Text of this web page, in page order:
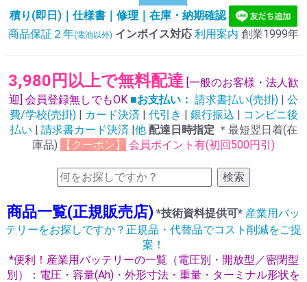
積り(即日)｜仕様書｜修理｜在庫・納期確認
商品保証２年(電池以外) インボイス対応 利用案内 創業1999年
3,980円以上で無料配達 [一般のお客様・法人歓
迎] 会員登録無しでもOK ■お支払い： 請求書払い(売掛) | 公
費/学校(売掛) | カード決済 | 代引き | 銀行振込 | コンビニ後
払い | 請求書カード決済 |他 配達日時指定 ＊最短翌日着(在
庫品)
【クーポン】 会員ポイント有(初回500円引)
検索
商品一覧(正規販売店) *技術資料提供可* 産業用バッ
テリーをお探しですか？正規品・代替品でコスト削減をご提
案！
*便利！産業用バッテリーの一覧（電圧別・開放型／密閉型
別）：電圧・容量(Ah)・外形寸法・重量・ターミナル形状を